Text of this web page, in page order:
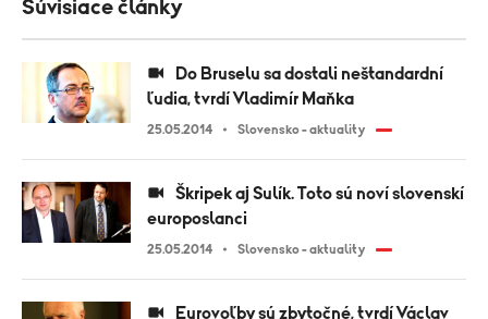
Súvisiace články
ľudia, tvrdí Vladimír Maňka
25.05.2014 Slovensko - aktuality
europoslanci
25.05.2014 Slovensko - aktuality